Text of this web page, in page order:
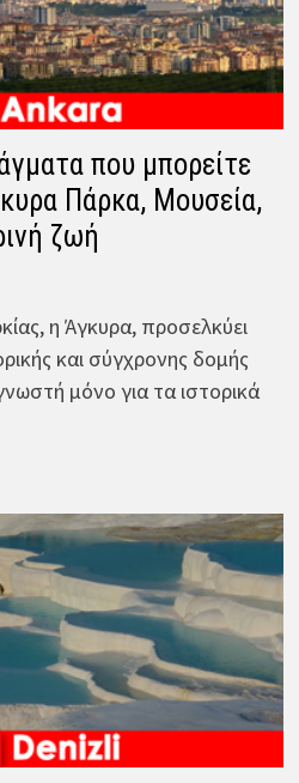
που μπορείτε
Πάρκα, Μουσεία,
ζωή
η Άγκυρα, προσελκύει
και σύγχρονης δομής
μόνο για τα ιστορικά